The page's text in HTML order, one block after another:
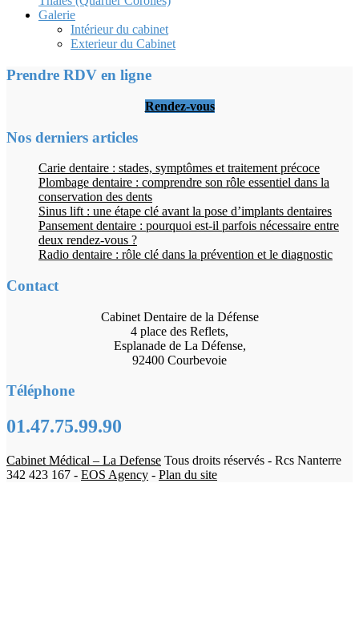
Galerie
Intérieur du cabinet
Exterieur du Cabinet
Prendre RDV en ligne
Rendez-vous
Nos derniers articles
Carie dentaire : stades, symptômes et traitement précoce
Plombage dentaire : comprendre son rôle essentiel dans la
conservation des dents
Sinus lift : une étape clé avant la pose d’implants dentaires
Pansement dentaire : pourquoi est-il parfois nécessaire entre
deux rendez-vous ?
Radio dentaire : rôle clé dans la prévention et le diagnostic
Contact
Cabinet Dentaire de la Défense
4 place des Reflets,
Esplanade de La Défense,
92400 Courbevoie
Téléphone
01.47.75.99.90
Cabinet Médical – La Defense Tous droits réservés - Rcs Nanterre
342 423 167 - EOS Agency - Plan du site